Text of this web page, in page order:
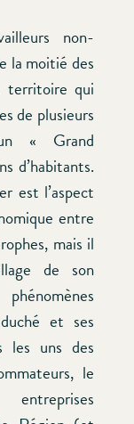
non-
la moitié des
territoire qui
de plusieurs
« Grand
d’habitants.
est l’aspect
entre
mais il
de son
et ses
les uns des
le